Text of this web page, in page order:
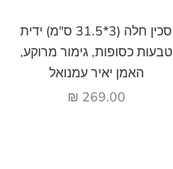
הוסף לעגלה
סכין חלה (3*31.5 ס"מ) ידית
טבעות כסופות, גימור מרוקע,
האמן יאיר עמנואל
מחיר מבצע
269.00 ₪